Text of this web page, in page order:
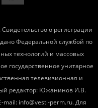
о регистрации
Федеральной службой по
технологий и массовых
государственное унитарное
телевизионная и
редактор: Южанинов И.В.
mail: info@vesti-perm.ru. Для